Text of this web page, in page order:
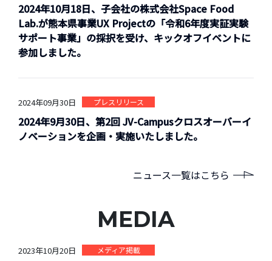
2024年10月18日、子会社の株式会社Space Food
Lab.が熊本県事業UX Projectの「令和6年度実証実験
サポート事業」の採択を受け、キックオフイベントに
参加しました。
2024年09月30日 プレスリリース
2024年9月30日、第2回 JV-Campusクロスオーバーイ
ノベーションを企画・実施いたしました。
ニュース一覧はこちら
MEDIA
2023年10月20日 メディア掲載